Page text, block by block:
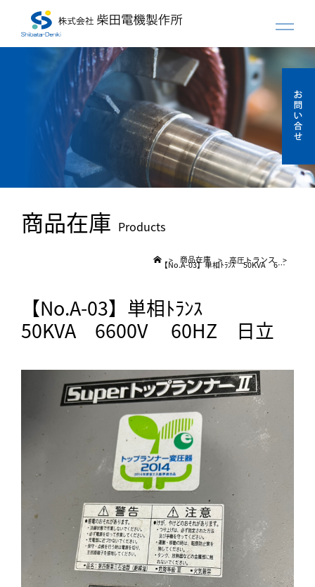
商品在庫 Products
> 商品在庫 > 高圧トランス >
【No.A-03】単相ﾄﾗﾝｽ 50KVA 6600V 60HZ 日立
【No.A-03】単相ﾄﾗﾝｽ
50KVA 6600V 60HZ 日立